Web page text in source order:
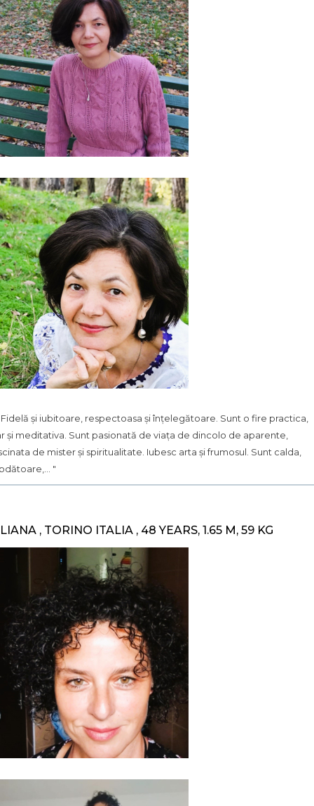
Fidelă și iubitoare, respectoasa și înțelegătoare. Sunt o fire practica,
și meditativa. Sunt pasionată de viața de dincolo de aparente,
de mister și spiritualitate. Iubesc arta și frumosul. Sunt calda,
"
, TORINO ITALIA , 48 YEARS, 1.65 M, 59 KG